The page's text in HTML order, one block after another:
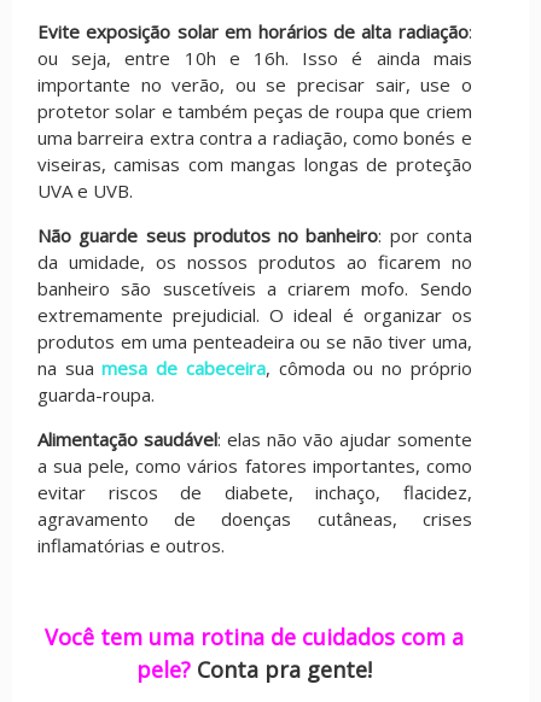
Evite exposição solar em horários de alta radiação:
ou seja, entre 10h e 16h. Isso é ainda mais
importante no verão, ou se precisar sair, use o
protetor solar e também peças de roupa que criem
uma barreira extra contra a radiação, como bonés e
viseiras, camisas com mangas longas de proteção
UVA e UVB.
Não guarde seus produtos no banheiro: por conta
da umidade, os nossos produtos ao ficarem no
banheiro são suscetíveis a criarem mofo. Sendo
extremamente prejudicial. O ideal é organizar os
produtos em uma penteadeira ou se não tiver uma,
na suamesa de cabeceira, cômoda ou no próprio
guarda-roupa.
Alimentação saudável: elas não vão ajudar somente
a sua pele, como vários fatores importantes, como
evitar riscos de diabete, inchaço, flacidez,
agravamento de doenças cutâneas, crises
inflamatórias e outros.
Você tem uma rotina de cuidados com a
pele? Conta pra gente!